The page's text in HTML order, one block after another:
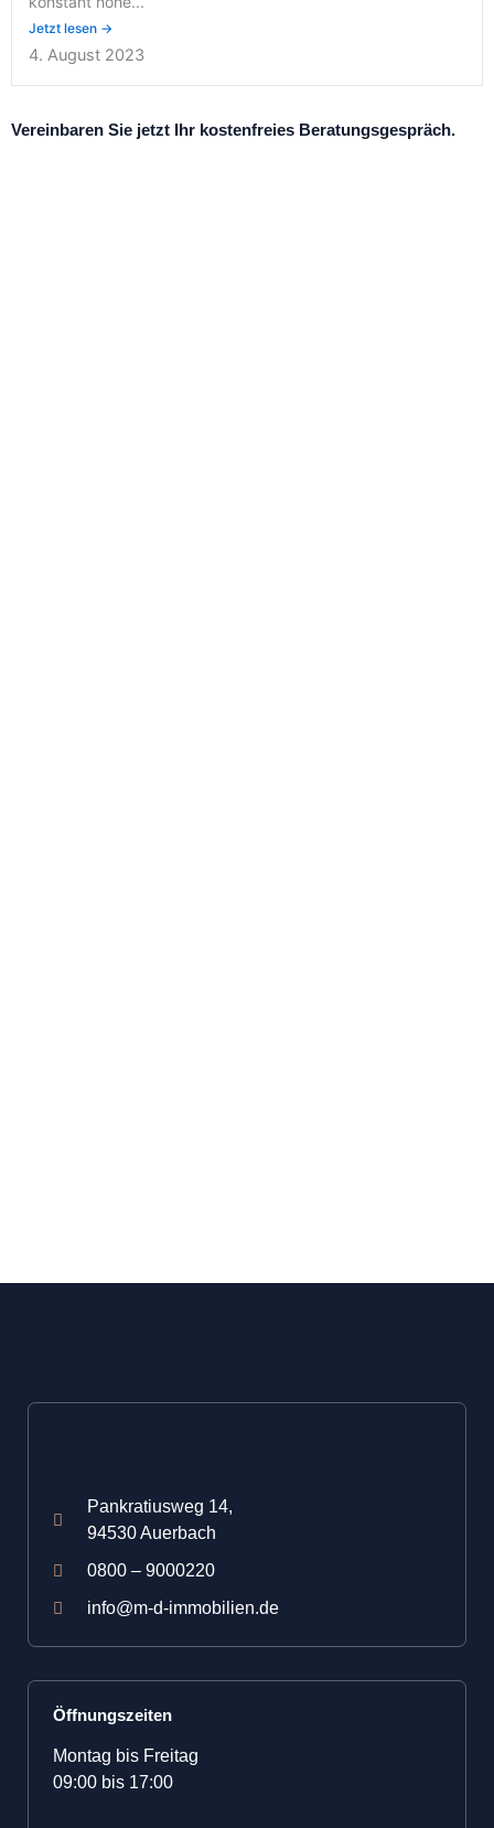
Jetzt lesen →
4. August 2023
Vereinbaren Sie jetzt Ihr kostenfreies Beratungsgespräch.
Pankratiusweg 14,
94530 Auerbach
0800 – 9000220
info@m-d-immobilien.de
Öffnungszeiten
Montag bis Freitag
09:00 bis 17:00